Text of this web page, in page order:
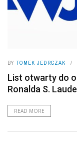
BY TOMEK JEDRCZAK
List otwarty do
Ronalda S.
READ MORE